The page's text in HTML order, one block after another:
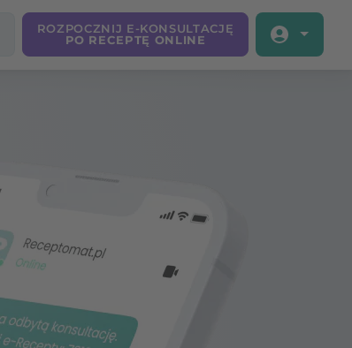
ROZPOCZNIJ E-KONSULTACJĘ
PO RECEPTĘ ONLINE